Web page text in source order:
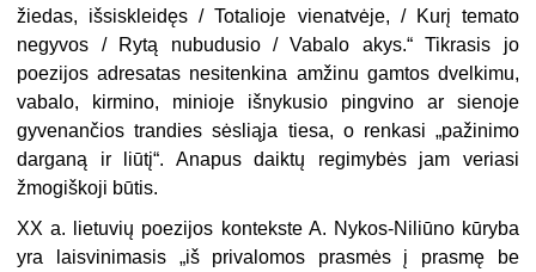
žiedas, išsiskleidęs / Totalioje vienatvėje, / Kurį temato
negyvos / Rytą nubudusio / Vabalo akys.“ Tikrasis jo
poezijos adresatas nesitenkina amžinu gamtos dvelkimu,
vabalo, kirmino, minioje išnykusio pingvino ar sienoje
gyvenančios trandies sėsliąja tiesa, o renkasi „pažinimo
darganą ir liūtį“. Anapus daiktų regimybės jam veriasi
žmogiškoji būtis.
XX a. lietuvių poezijos kontekste A. Nykos-Niliūno kūryba
yra laisvinimasis „iš privalomos prasmės į prasmę be